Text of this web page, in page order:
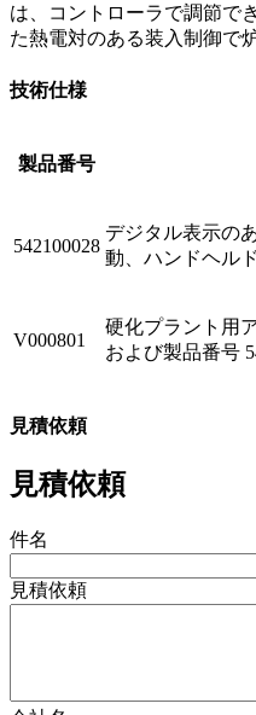
は、コントローラで調節で
た熱電対のある装入制御で
技術仕様
製品番号
542100028
デジタル表示の
動、ハンドヘル
V000801
硬化プラント用
および製品番号
見積依頼
見積依頼
件名
見積依頼